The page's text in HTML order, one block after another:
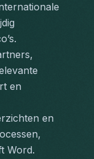
en
en
Word.